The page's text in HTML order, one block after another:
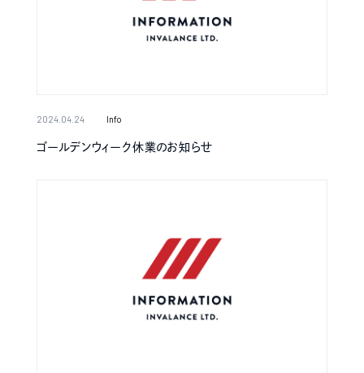
2024.04.24 Info
ゴールデンウィーク休業のお知らせ